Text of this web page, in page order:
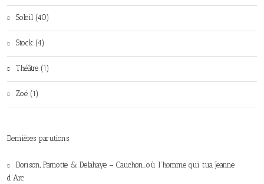
Soleil (40)
Stock (4)
Théâtre (1)
Zoé (1)
Dernières parutions
Dorison, Parnotte & Delahaye – Cauchon…où l’homme qui tua Jeanne
d’Arc